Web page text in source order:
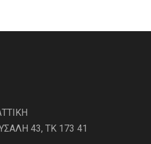
43, ΤΚ 173 41